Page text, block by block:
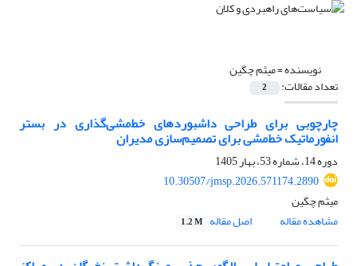
نویسنده =میثم چگین
تعداد مقالات: 2
چارچوبی برای طراحی داشبوردهای خط‌مشی‌گذاری در بستر
انفورماتیک خط‌مشی برای تصمیم‌سازی مدیران
دوره 14، شماره 53، بهار 1405
10.30507/jmsp.2026.571174.2890
میثم چگین
مشاهده مقاله
اصل مقاله 1.2 M